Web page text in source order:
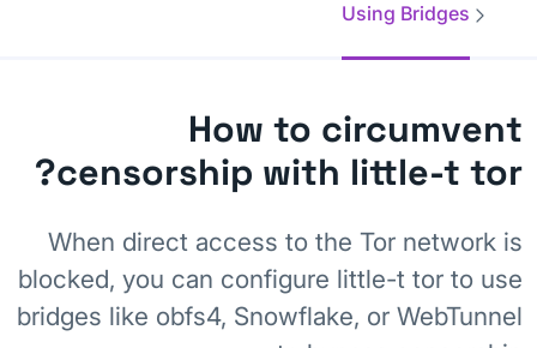
Using Bridges
How to circumvent
censorship with little-t tor?
When direct access to the Tor network is
blocked, you can configure little-t tor to use
bridges like obfs4, Snowflake, or WebTunnel